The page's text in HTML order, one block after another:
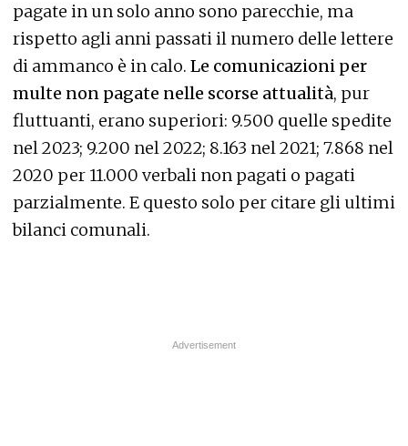
pagate in un solo anno sono parecchie, ma
rispetto agli anni passati il numero delle lettere
di ammanco è in calo. Le comunicazioni per
multe non pagate nelle scorse attualità, pur
fluttuanti, erano superiori: 9.500 quelle spedite
nel 2023; 9.200 nel 2022; 8.163 nel 2021; 7.868 nel
2020 per 11.000 verbali non pagati o pagati
parzialmente. E questo solo per citare gli ultimi
bilanci comunali.